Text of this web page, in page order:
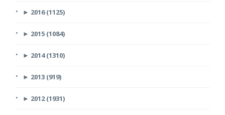
► 2016 (1125)
► 2015 (1084)
► 2014 (1310)
► 2013 (919)
► 2012 (1931)